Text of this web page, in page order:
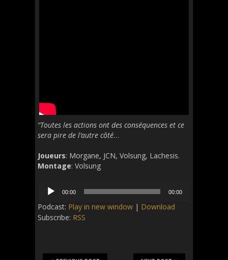
“Toutes les actions ont des conséquences et ce
sera pire de l’autre côté…
Joueurs: Morgane, JCN, Volsung, Lachesis.
Montage: Volsung
Audio
Player
00:00 00:00
Podcast: Play in new window | Download
Subscribe: RSS